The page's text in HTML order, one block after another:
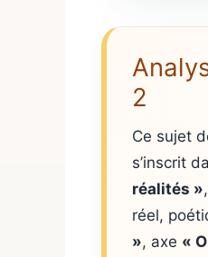
2
Ce sujet
s’inscrit
réalités »
réel,
», axe «